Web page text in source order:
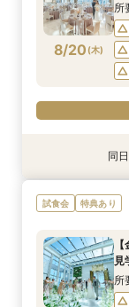
8/20 (木)
所
特典あり
8/20(木)
【
景
特典あり
8/20(木)
【
お
特典あり
8/20(木)
2
エ
特典あり
8/20(木)
【
タ
同
試食会 特典あり
見
所